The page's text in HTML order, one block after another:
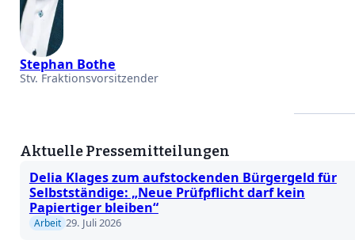
Stephan Bothe
Stv. Fraktionsvorsitzender
Aktuelle Pressemitteilungen
Delia Klages zum aufstockenden Bürgergeld für
Selbstständige: „Neue Prüfpflicht darf kein
Papiertiger bleiben“
Arbeit 29. Juli 2026